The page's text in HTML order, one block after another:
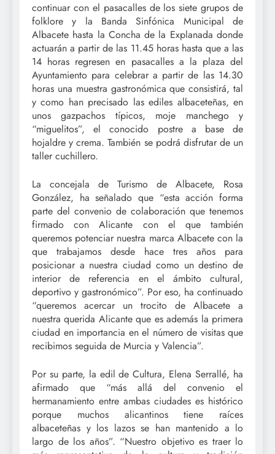
continuar con el pasacalles de los siete grupos de
folklore y la Banda Sinfónica Municipal de
Albacete hasta la Concha de la Explanada donde
actuarán a partir de las 11.45 horas hasta que a las
14 horas regresen en pasacalles a la plaza del
Ayuntamiento para celebrar a partir de las 14.30
horas una muestra gastronómica que consistirá, tal
y como han precisado las ediles albaceteñas, en
unos gazpachos típicos, moje manchego y
“miguelitos”, el conocido postre a base de
hojaldre y crema. También se podrá disfrutar de un
taller cuchillero.
La concejala de Turismo de Albacete, Rosa
González, ha señalado que “esta acción forma
parte del convenio de colaboración que tenemos
firmado con Alicante con el que también
queremos potenciar nuestra marca Albacete con la
que trabajamos desde hace tres años para
posicionar a nuestra ciudad como un destino de
interior de referencia en el ámbito cultural,
deportivo y gastronómico”. Por eso, ha continuado
“queremos acercar un trocito de Albacete a
nuestra querida Alicante que es además la primera
ciudad en importancia en el número de visitas que
recibimos seguida de Murcia y Valencia”.
Por su parte, la edil de Cultura, Elena Serrallé, ha
afirmado que “más allá del convenio el
hermanamiento entre ambas ciudades es histórico
porque muchos alicantinos tiene raíces
albaceteñas y los lazos se han mantenido a lo
largo de los años”. “Nuestro objetivo es traer lo